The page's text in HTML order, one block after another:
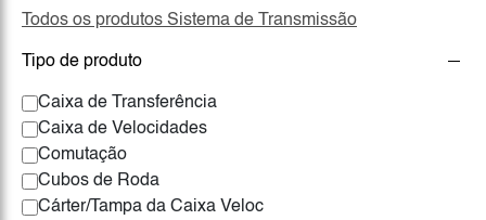
Todos os produtos Sistema de Transmissão
Tipo de produto
Caixa de Transferência
Caixa de Velocidades
Comutação
Cubos de Roda
Cárter/Tampa da Caixa Veloc